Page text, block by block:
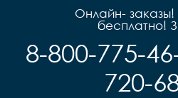
Онлайн-
бесплатно!
8-800-775-
720-